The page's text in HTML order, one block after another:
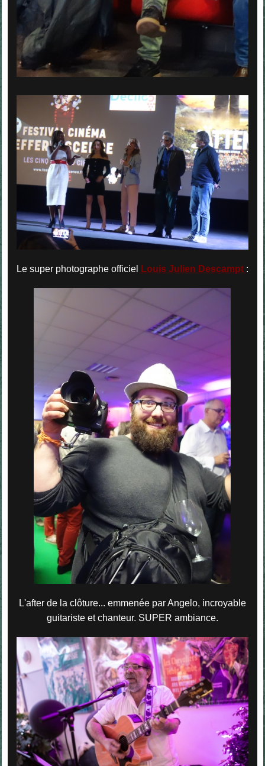
Le super photographe officiel Louis Julien Descampt :
L'after de la clôture... emmenée par Angelo, incroyable
guitariste et chanteur. SUPER ambiance.